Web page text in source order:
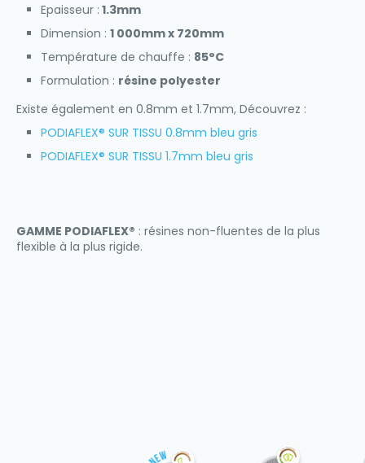
Epaisseur : 1.3mm
Dimension : 1 000mm x 720mm
Température de chauffe : 85°C
Formulation : résine polyester
Existe également en 0.8mm et 1.7mm, Découvrez :
PODIAFLEX® SUR TISSU 0.8mm bleu gris
PODIAFLEX® SUR TISSU 1.7mm bleu gris
GAMME PODIAFLEX® : résines non-fluentes de la plus
flexible à la plus rigide.